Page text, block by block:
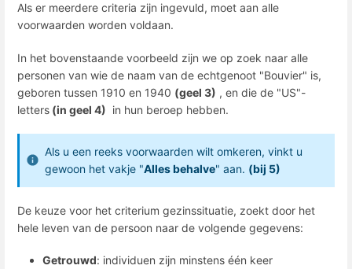
Als er meerdere criteria zijn ingevuld, moet aan alle
voorwaarden worden voldaan.
In het bovenstaande voorbeeld zijn we op zoek naar alle
personen van wie de naam van de echtgenoot "Bouvier" is,
geboren tussen 1910 en 1940 (geel 3) , en die de "US"-
letters (in geel 4) in hun beroep hebben.
Als u een reeks voorwaarden wilt omkeren, vinkt u
gewoon het vakje "Alles behalve" aan. (bij 5)
De keuze voor het criterium gezinssituatie, zoekt door het
hele leven van de persoon naar de volgende gegevens:
Getrouwd: individuen zijn minstens één keer